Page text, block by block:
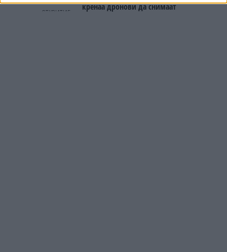
кренаа дронови да снимаат